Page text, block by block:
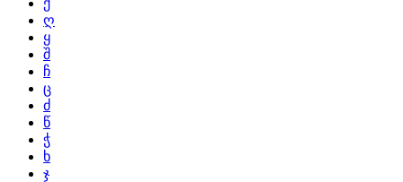
ქ
ღ
ყ
შ
ჩ
ც
ძ
წ
ჭ
ხ
ჯ